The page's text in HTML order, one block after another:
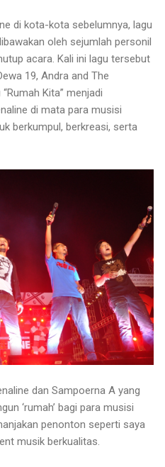
di kota-kota sebelumnya, lagu
oleh sejumlah personil
acara. Kali ini lagu tersebut
19, Andra and The
Kita” menjadi
di mata para musisi
berkumpul, berkreasi, serta
dan Sampoerna A yang
‘rumah’ bagi para musisi
penonton seperti saya
musik berkualitas.